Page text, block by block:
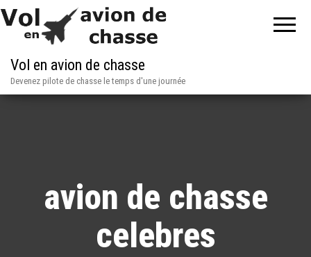
Vol en avion de chasse
Devenez pilote de chasse le temps d'une journée
avion de chasse
celebres